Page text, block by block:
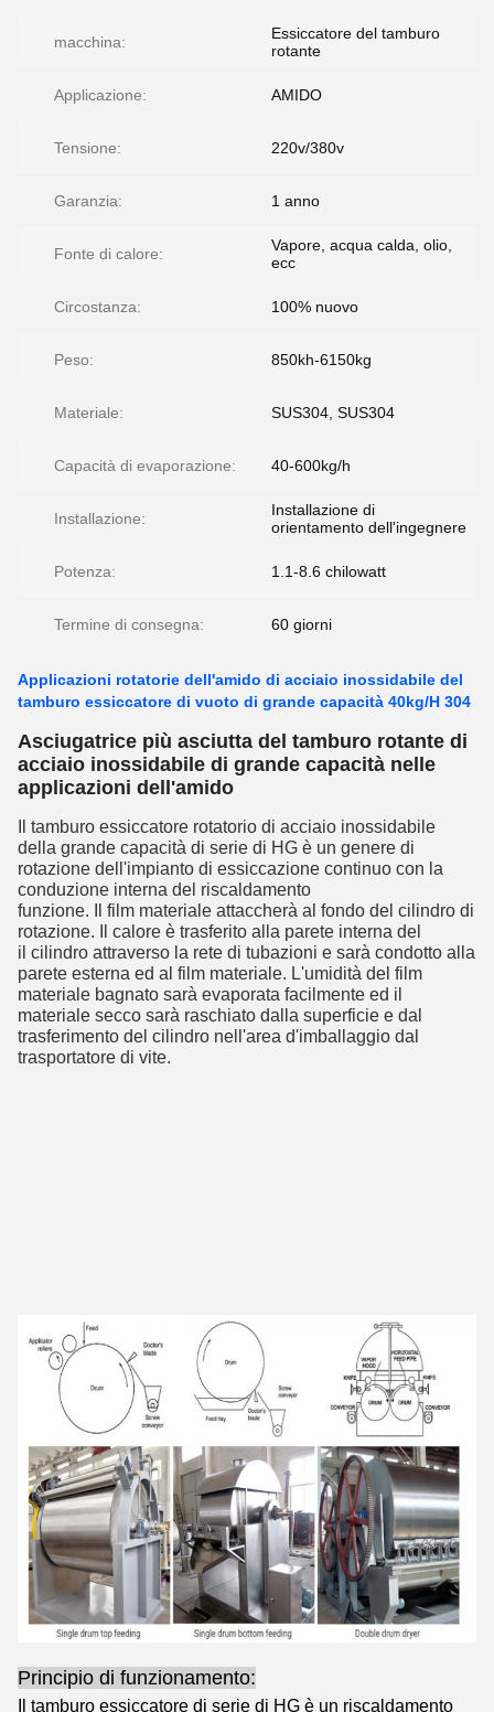
macchina:
Essiccatore del tamburo
rotante
Applicazione: AMIDO
Tensione: 220v/380v
Garanzia: 1 anno
Fonte di calore:
Vapore, acqua calda, olio,
ecc
Circostanza: 100% nuovo
Peso: 850kh-6150kg
Materiale: SUS304, SUS304
Capacità di evaporazione: 40-600kg/h
Installazione:
Installazione di
orientamento dell'ingegnere
Potenza: 1.1-8.6 chilowatt
Termine di consegna: 60 giorni
Applicazioni rotatorie dell'amido di acciaio inossidabile del
tamburo essiccatore di vuoto di grande capacità 40kg/H 304
Asciugatrice più asciutta del tamburo rotante di
acciaio inossidabile di grande capacità nelle
applicazioni dell'amido
Il tamburo essiccatore rotatorio di acciaio inossidabile
della grande capacità di serie di HG è un genere di
rotazione dell'impianto di essiccazione continuo con la
conduzione interna del riscaldamento
funzione. Il film materiale attaccherà al fondo del cilindro di
rotazione. Il calore è trasferito alla parete interna del
il cilindro attraverso la rete di tubazioni e sarà condotto alla
parete esterna ed al film materiale. L'umidità del film
materiale bagnato sarà evaporata facilmente ed il
materiale secco sarà raschiato dalla superficie e dal
trasferimento del cilindro nell'area d'imballaggio dal
trasportatore di vite.
Principio di funzionamento:
Il tamburo essiccatore di serie di HG è un riscaldamento